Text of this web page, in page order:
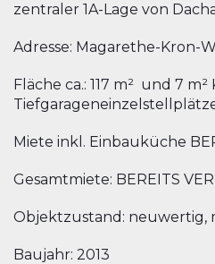
zentraler 1A-Lage von
Adresse: Magarethe-Kron-
Fläche ca.: 117 m² und 7
Miete inkl. Einbauküche
Gesamtmiete: BEREITS
Objektzustand: neuwertig,
Baujahr: 2013